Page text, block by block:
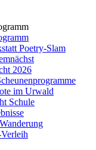
Poetry-Slam
2026
im Urwald
Schule